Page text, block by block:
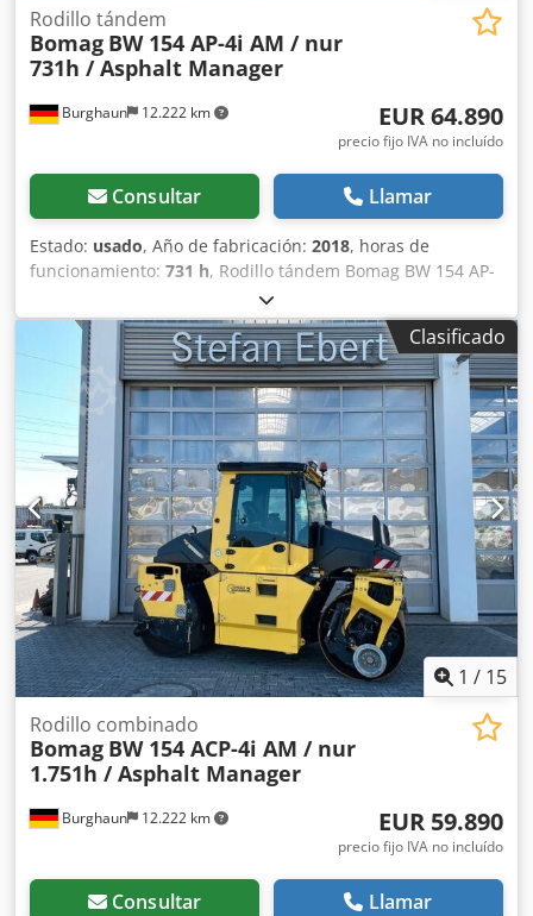
Burghaun 12.222 km
Rodillo tándem
Bomag BW 154 AP-4i AM / nur
731h / Asphalt Manager
EUR 64.890
precio fijo IVA no incluído
Consultar Llamar
Estado: usado, Año de fabricación: 2018, horas de
funcionamiento: 731 h, Rodillo tándem Bomag BW 154 AP-
4 AM, año de fabricación: 2018, horas de funcionamiento:
solo 731 h, motor: Kubota [55,4 kW/75 CV], Asphalt
Manager 2, peso: 7300 kg, banda de rodadura lisa, buen
estado, listo para su uso inmediato. Si lo desea, le
ofreceremos una opción de arrendamiento o financiación.
El Sr. Mihm (Tel. estará encantado de atenderle. Puede
encontrar más información en nuestra página web. ¡Salvo
errores y venta previa! Csdpfozq Tzysx Acajrf = Más
información = Póngase en contacto con Tobias Ebert para
obtener más información.
Clasificado
1 / 15
Burghaun 12.222 km
Rodillo combinado
Bomag BW 154 ACP-4i AM / nur
1.751h / Asphalt Manager
EUR 59.890
precio fijo IVA no incluído
Consultar Llamar